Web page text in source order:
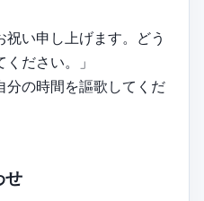
祝い申し上げます。どう
ださい。」
分の時間を謳歌してくだ
せ